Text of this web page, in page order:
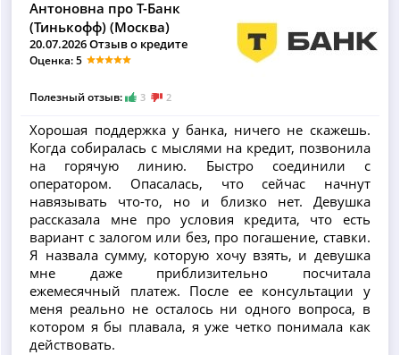
Антоновна про Т-Банк
(Тинькофф) (Москва)
20.07.2026 Отзыв о кредите
Оценка: 5
Полезный отзыв: 3 2
Хорошая поддержка у банка, ничего не скажешь.
Когда собиралась с мыслями на кредит, позвонила
на горячую линию. Быстро соединили с
оператором. Опасалась, что сейчас начнут
навязывать что-то, но и близко нет. Девушка
рассказала мне про условия кредита, что есть
вариант с залогом или без, про погашение, ставки.
Я назвала сумму, которую хочу взять, и девушка
мне даже приблизительно посчитала
ежемесячный платеж. После ее консультации у
меня реально не осталось ни одного вопроса, в
котором я бы плавала, я уже четко понимала как
действовать.